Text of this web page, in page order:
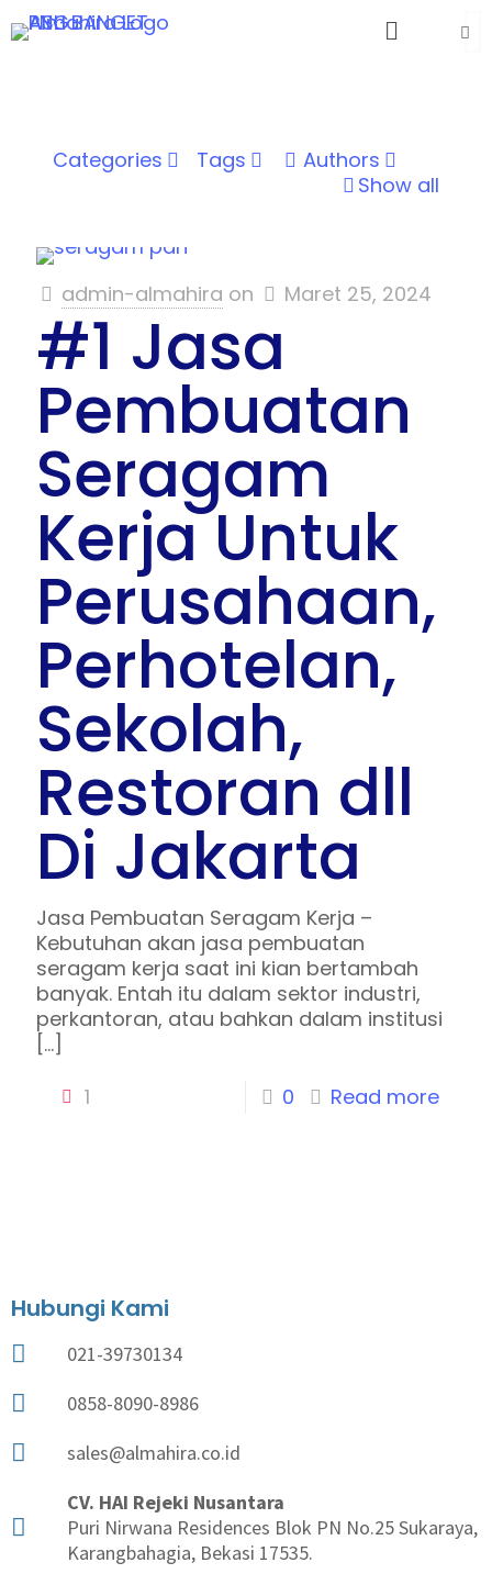
Categories Tags
Authors
Show all
admin-almahira on Maret 25, 2024
#1 Jasa
Pembuatan
Seragam
Kerja Untuk
Perusahaan,
Perhotelan,
Sekolah,
Restoran dll
Di Jakarta
Jasa Pembuatan Seragam Kerja –
Kebutuhan akan jasa pembuatan
seragam kerja saat ini kian bertambah
banyak. Entah itu dalam sektor industri,
perkantoran, atau bahkan dalam institusi
[…]
1
0 Read more
Hubungi Kami
021-39730134
0858-8090-8986
sales@almahira.co.id
CV. HAI Rejeki Nusantara
Puri Nirwana Residences Blok PN No.25 Sukaraya,
Karangbahagia, Bekasi 17535.